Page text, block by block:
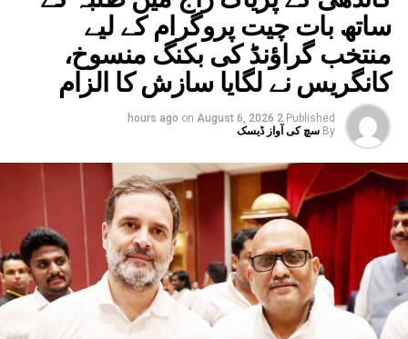
DON'T MISS
UP کے CMیوگی آدتیہ ناتھ نئے بلڈنگ ضابطوں میں کئی
مشکلات کو کردیا ختم
ساتھ بات چیت پروگرام کے لیے
منتخب گراؤنڈ کی بکنگ منسوخ،
کانگریس نے لگایا سازش کا الزام
Published
2 hours ago
on August 6, 2026
By سچ کی آواز ڈیسک